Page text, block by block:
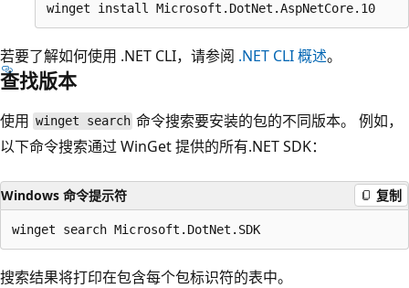
若要了解如何使用 .NET CLI，请参阅 .NET CLI 概述。
查找版本
使用 winget search 命令搜索要安装的包的不同版本。 例如，
以下命令搜索通过 WinGet 提供的所有.NET SDK：
Windows 命令提示符 复制
搜索结果将打印在包含每个包标识符的表中。